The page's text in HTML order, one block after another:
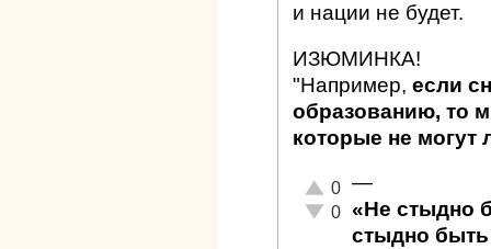
и нации не будет.
ИЗЮМИНКА!
"Например, если
образованию, то
которые не могут
Отлично!
0
Неадекватно!
0
—
«Не стыдно
стыдно быть